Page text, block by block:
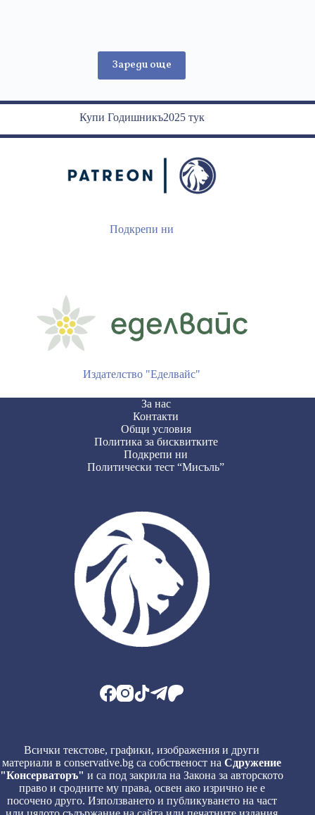
Зареди още
Купи Годишникъ2025 тук
Подкрепи ни
Издателство "Еделвайс"
За нас
Контакти
Общи условия
Политика за бисквитките
Подкрепи ни
Политически тест “Мисъль”
Всички текстове, графики, изображения и други
материали в conservative.bg са собственост наСдружение
"Консерваторъ" и са под закрила на Закона за авторското
право и сродните му права, освен ако изрично не е
посочено друго. Използването и публикуването на част